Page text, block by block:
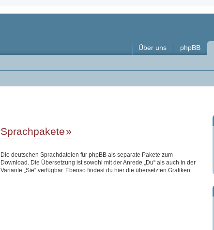
Über uns phpBB
Sprachpakete
Die deutschen Sprachdateien für phpBB als separate Pakete zum
Download. Die Übersetzung ist sowohl mit der Anrede „Du“ als auch in der
Variante „Sie“ verfügbar. Ebenso findest du hier die übersetzten Grafiken.